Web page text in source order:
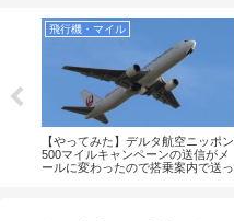
飛行機・マイル
【やってみた】デルタ航空ニッポン
500マイルキャンペーンの送信がメ
ールに変わったので搭乗案内で送っ